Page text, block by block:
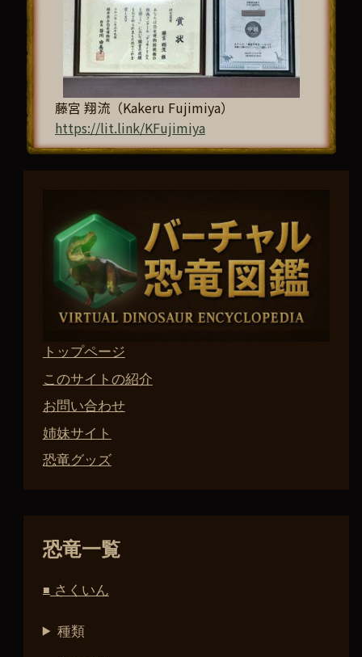
藤宮 翔流（Kakeru Fujimiya）
https://lit.link/KFujimiya
トップページ
このサイトの紹介
お問い合わせ
姉妹サイト
恐竜グッズ
恐竜一覧
さくいん
種類